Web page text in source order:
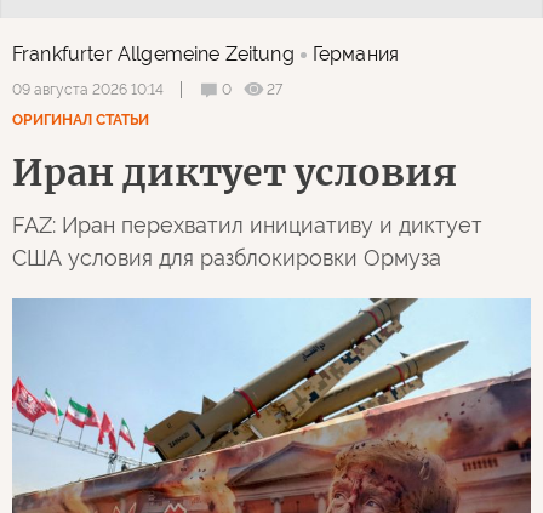
Frankfurter Allgemeine Zeitung Германия
09 августа 2026 10:14 0
27
ОРИГИНАЛ СТАТЬИ
Иран диктует условия
FAZ: Иран перехватил инициативу и диктует
США условия для разблокировки Ормуза